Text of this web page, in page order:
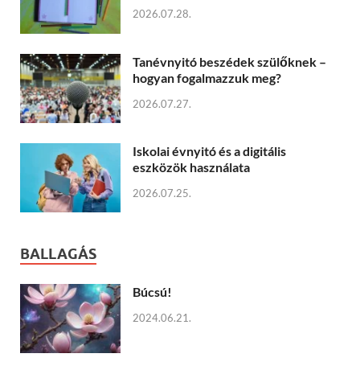
2026.07.28.
Tanévnyitó beszédek szülőknek –
hogyan fogalmazzuk meg?
2026.07.27.
Iskolai évnyitó és a digitális
eszközök használata
2026.07.25.
BALLAGÁS
Búcsú!
2024.06.21.